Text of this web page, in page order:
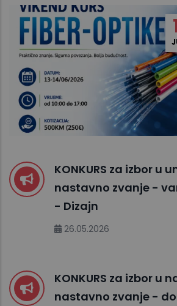
KONKURS za izbor u
nastavno zvanje -
- Dizajn
26.05.2026
KONKURS za izbor u
nastavno zvanje -